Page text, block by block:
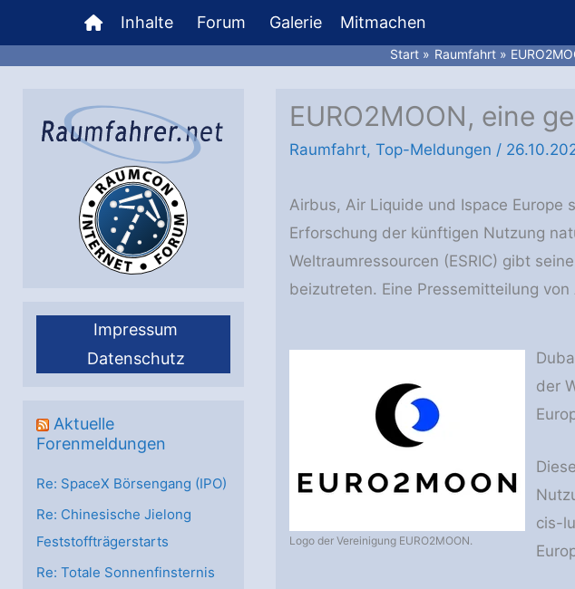
Inhalt
springen
Inhalte Forum Galerie Mitmachen
Start Raumfahrt
Impressum
Datenschutz
Aktuelle
Forenmeldungen
Re: SpaceX Börsengang (IPO)
Re: Chinesische Jielong
Feststoffträgerstarts
Re: Totale Sonnenfinsternis
EURO2MOON, eine
Raumfahrt, Top-Meldungen /
Airbus, Air Liquide und Ispace Europe
Erforschung der künftigen Nutzung
Weltraumressourcen (ESRIC) gibt
beizutreten. Eine Pressemitteilung
Logo der Vereinigung EURO2MOON.
der
cis-